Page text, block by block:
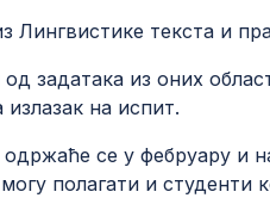
Лингвистике текста и
од задатака из оних
излазак на испит.
се у фебруару и
полагати и студенти